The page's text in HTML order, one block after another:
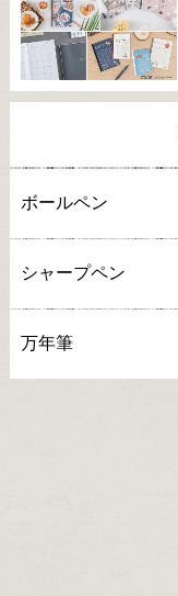
ボールペン
シャープペン
万年筆